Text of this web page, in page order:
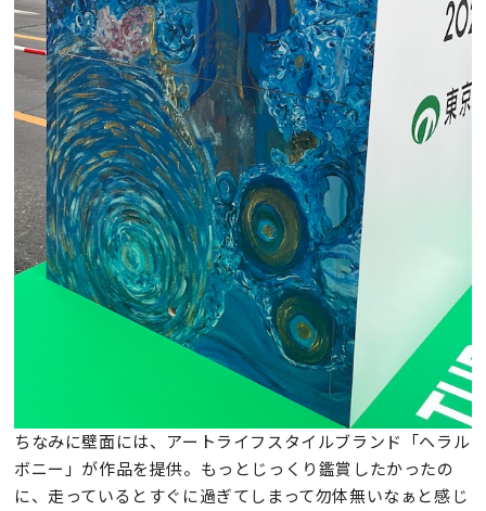
ちなみに壁面には、アートライフスタイルブランド「ヘラル
ボニー」が作品を提供。もっとじっくり鑑賞したかったの
に、走っているとすぐに過ぎてしまって勿体無いなぁと感じ